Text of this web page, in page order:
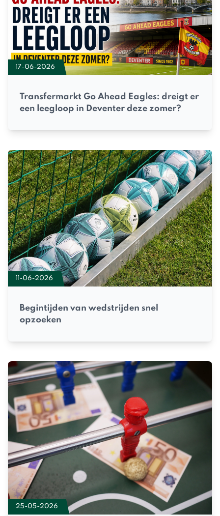
17-06-2026
Transfermarkt Go Ahead Eagles: dreigt er
een leegloop in Deventer deze zomer?
11-06-2026
Begintijden van wedstrijden snel
opzoeken
25-05-2026